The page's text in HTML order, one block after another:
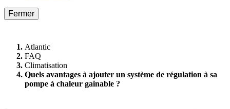
Fermer
Atlantic
FAQ
Climatisation
Quels avantages à ajouter un système de régulation à sa
pompe à chaleur gainable ?